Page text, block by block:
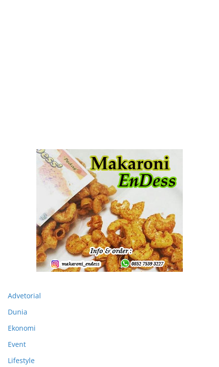
Advetorial
Dunia
Ekonomi
Event
Lifestyle